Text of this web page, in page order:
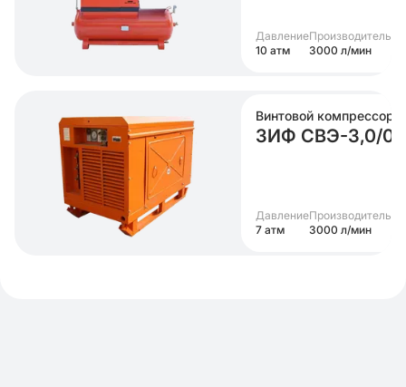
Давление
10 атм
3000 л/мин
Винтовой компрессор
ЗИФ СВЭ-3,0/
Давление
7 атм
3000 л/мин